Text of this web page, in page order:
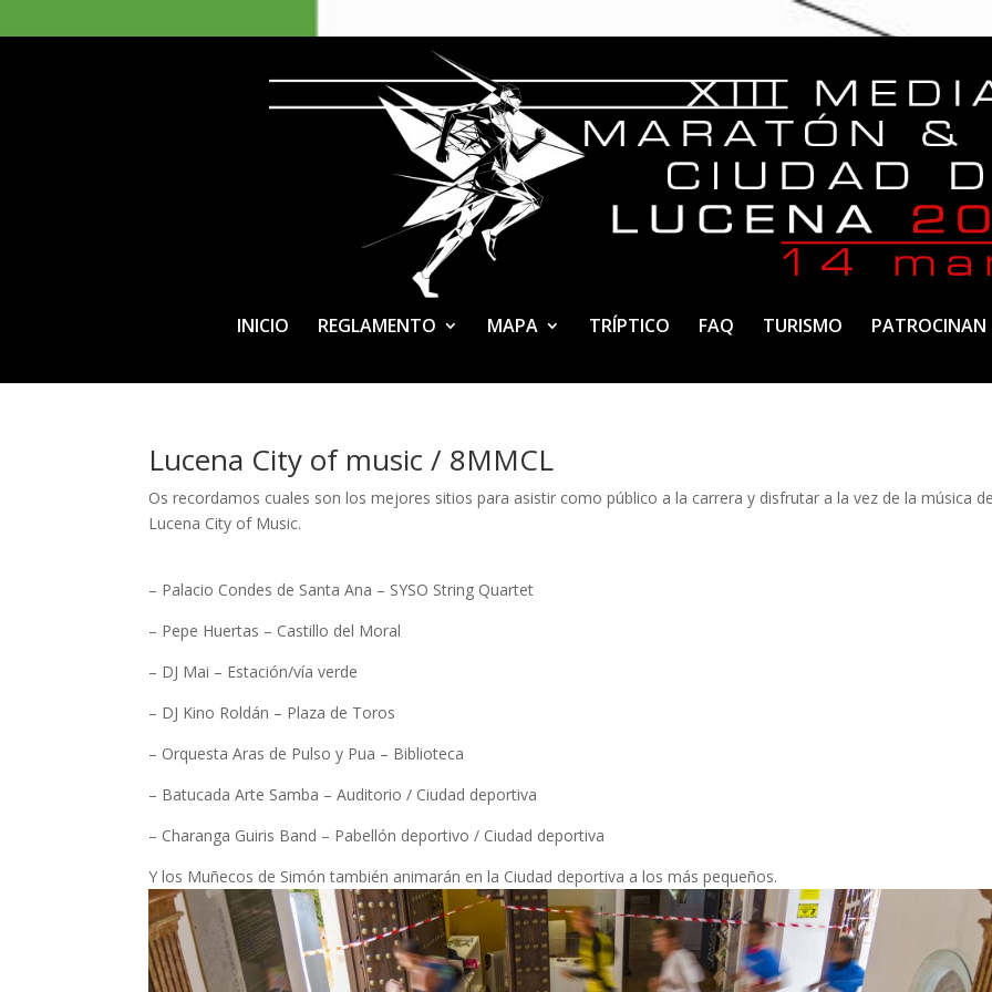
INICIO REGLAMENTO MAPA TRÍPTICO FAQ TURISMO PATROCINAN
Lucena City of music / 8MMCL
Os recordamos cuales son los mejores sitios para asistir como público a la carrera y disfrutar a la vez de la música
Lucena City of Music.
– Palacio Condes de Santa Ana – SYSO String Quartet
– Pepe Huertas – Castillo del Moral
– DJ Mai – Estación/vía verde
– DJ Kino Roldán – Plaza de Toros
– Orquesta Aras de Pulso y Pua – Biblioteca
– Batucada Arte Samba – Auditorio / Ciudad deportiva
– Charanga Guiris Band – Pabellón deportivo / Ciudad deportiva
Y los Muñecos de Simón también animarán en la Ciudad deportiva a los más pequeños.